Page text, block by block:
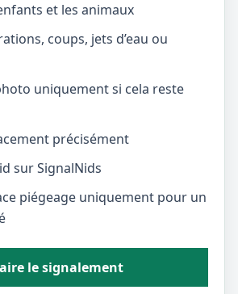
et les animaux
coups, jets d’eau ou
uniquement si cela reste
précisément
sur SignalNids
piégeage uniquement pour un
le signalement